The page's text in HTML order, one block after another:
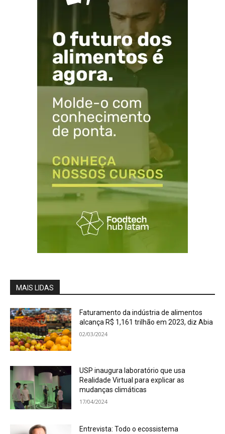
MAIS LIDAS
Faturamento da indústria de alimentos
alcança R$ 1,161 trilhão em 2023, diz Abia
02/03/2024
USP inaugura laboratório que usa
Realidade Virtual para explicar as
mudanças climáticas
17/04/2024
Entrevista: Todo o ecossistema